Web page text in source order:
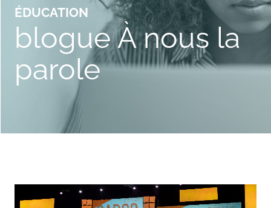
ÉDUCATION
blogue À nous la
parole